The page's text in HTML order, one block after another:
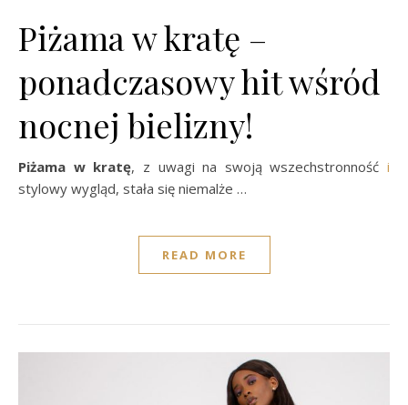
Piżama w kratę –
ponadczasowy hit wśród
nocnej bielizny!
Piżama w kratę, z uwagi na swoją wszechstronność i
stylowy wygląd, stała się niemalże …
READ MORE